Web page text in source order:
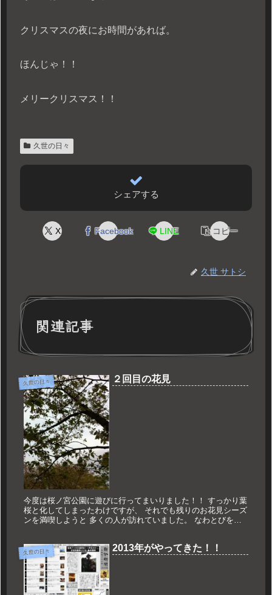
クリスマスの夜にお時間があれば。
ほんじゃ！！
メリークリスマス！！
久世の日々
シェアする
X Facebook LINE コピー
久世 サトシ
関連記事
久世の日々 ２回目の花見
今度は桜ノ宮公園に遊びに行ってまいりました！！ すっかり葉
桜と化してしまったわけですが、 それでも残りのお花見シーズ
ンを満喫しようと 多くの人が訪れていました。 なわとびを
久世の日々 2013年がやってきた！！